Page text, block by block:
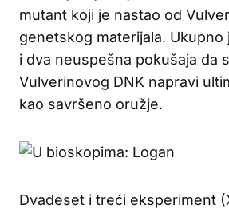
mutant koji je nastao od
genetskog materijala.
i dva neuspešna pokušaja da
Vulverinovog DNK napravi
kao savršeno oružje.
Dvadeset i treći eksperiment